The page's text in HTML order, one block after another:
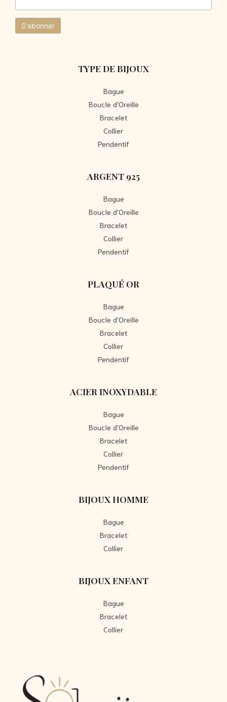
TYPE DE BIJOUX
Bague
Boucle d'Oreille
Bracelet
Collier
Pendentif
ARGENT 925
Bague
Boucle d'Oreille
Bracelet
Collier
Pendentif
PLAQUÉ OR
Bague
Boucle d'Oreille
Bracelet
Collier
Pendentif
ACIER INOXYDABLE
Bague
Boucle d'Oreille
Bracelet
Collier
Pendentif
BIJOUX HOMME
Bague
Bracelet
Collier
BIJOUX ENFANT
Bague
Bracelet
Collier